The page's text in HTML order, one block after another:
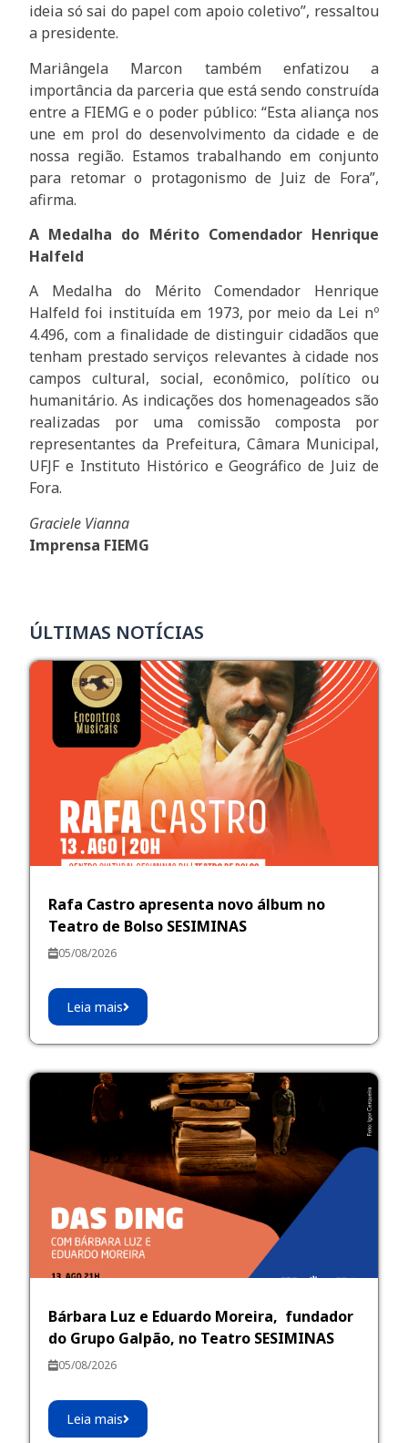
ideia só sai do papel com apoio coletivo”, ressaltou
a presidente.
Mariângela Marcon também enfatizou a
importância da parceria que está sendo construída
entre a FIEMG e o poder público: “Esta aliança nos
une em prol do desenvolvimento da cidade e de
nossa região. Estamos trabalhando em conjunto
para retomar o protagonismo de Juiz de Fora”,
afirma.
A Medalha do Mérito Comendador Henrique
Halfeld
A Medalha do Mérito Comendador Henrique
Halfeld foi instituída em 1973, por meio da Lei nº
4.496, com a finalidade de distinguir cidadãos que
tenham prestado serviços relevantes à cidade nos
campos cultural, social, econômico, político ou
humanitário. As indicações dos homenageados são
realizadas por uma comissão composta por
representantes da Prefeitura, Câmara Municipal,
UFJF e Instituto Histórico e Geográfico de Juiz de
Fora.
Graciele Vianna
Imprensa FIEMG
ÚLTIMAS NOTÍCIAS
Rafa Castro apresenta novo álbum no
Teatro de Bolso SESIMINAS
05/08/2026
Leia mais
Bárbara Luz e Eduardo Moreira, fundador
do Grupo Galpão, no Teatro SESIMINAS
05/08/2026
Leia mais